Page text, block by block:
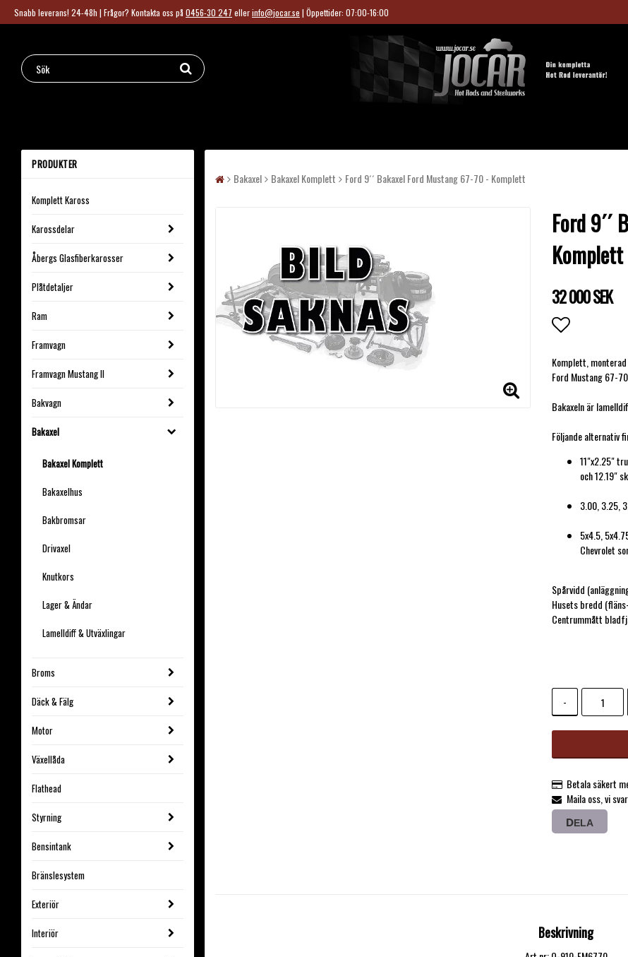
Snabb leverans! 24-48h | Frågor? Kontakta oss på 0456-30 247 ellerinfo@jocar.se | Öppettider: 07:00-16:00
PRODUKTER
Komplett Kaross
Karossdelar
Åbergs Glasfiberkarosser
Plåtdetaljer
Ram
Framvagn
Framvagn Mustang II
Bakvagn
Bakaxel
Bakaxel Komplett
Bakaxelhus
Bakbromsar
Drivaxel
Knutkors
Lager & Ändar
Lamelldiff & Utväxlingar
Broms
Däck & Fälg
Motor
Växellåda
Flathead
Styrning
Bensintank
Bränslesystem
Exteriör
Interiör
Bakaxel Bakaxel Komplett Ford 9´´ Bakaxel Ford Mustang 67-70 - Komplett
Ford 9´´
Komplett
32 000 SEK
Lägg till i
Komplett,
Ford Mustang 67-70.
Bakaxeln är
11"x2.25"
och 12.19"
3.00, 3.25,
5x4.5,
Chevrolet
Spårvidd
Husets bredd
Centrummått
-
Betala säkert
Maila oss, vi
DELA
Beskrivning